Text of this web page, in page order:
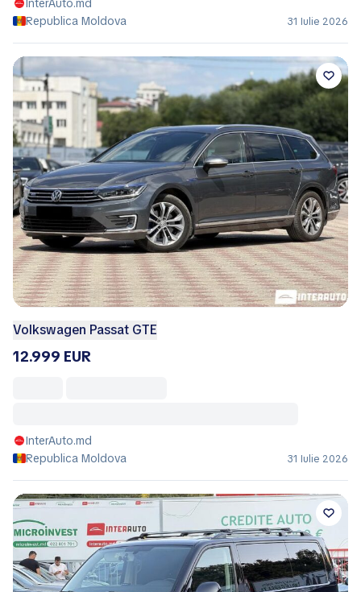
Volkswagen Golf GTI
9.999 EUR
InterAuto.md
Republica Moldova
31 Iulie 2026
Volkswagen Passat GTE
12.999 EUR